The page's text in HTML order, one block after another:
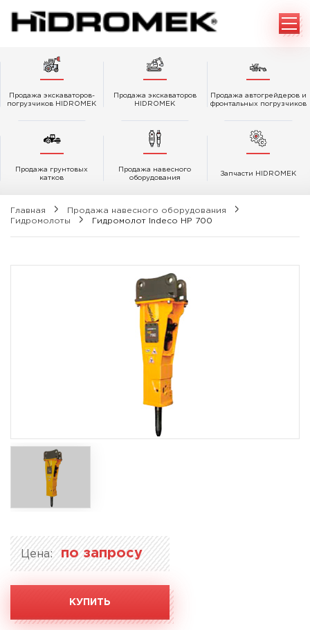
Продажа экскаваторов-
погрузчиков HIDROMEK
Продажа экскаваторов
HIDROMEK
Продажа автогрейдеров и
фронтальных погрузчиков
Продажа грунтовых
катков
Продажа навесного
оборудования
Запчасти HIDROMEK
Главная
Продажа навесного оборудования
Гидромолоты
Гидромолот Indeco HP 700
Цена: по запросу
КУПИТЬ